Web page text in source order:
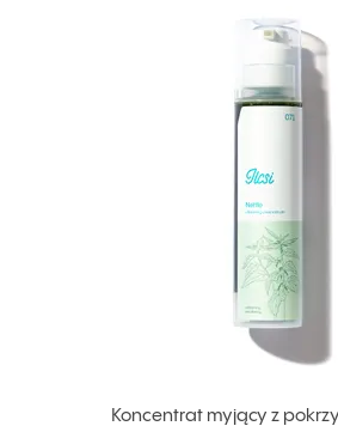
Koncentrat myjący z